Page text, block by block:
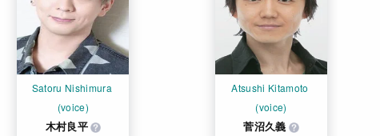
Satoru Nishimura
(voice)
木村良平
Atsushi Kitamoto
(voice)
菅沼久義